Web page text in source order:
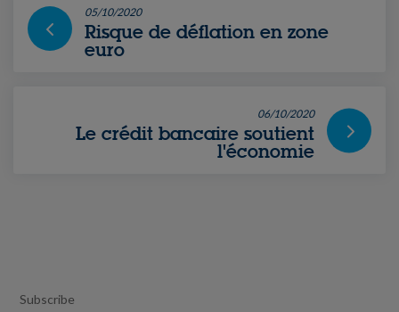
05/10/2020
Risque de déflation en zone
euro
06/10/2020
Le crédit bancaire soutient
l'économie
Subscribe